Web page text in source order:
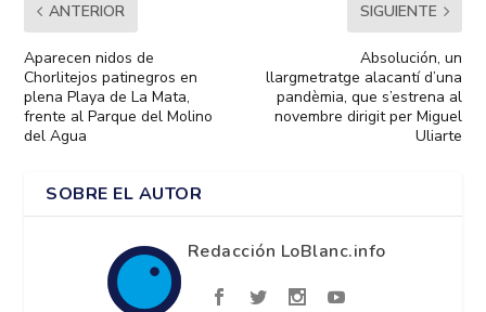
ANTERIOR
Aparecen nidos de
Chorlitejos patinegros en
plena Playa de La Mata,
frente al Parque del Molino
del Agua
SIGUIENTE
Absolución, un
llargmetratge alacantí d’una
pandèmia, que s’estrena al
novembre dirigit per Miguel
Uliarte
SOBRE EL AUTOR
Redacción LoBlanc.info